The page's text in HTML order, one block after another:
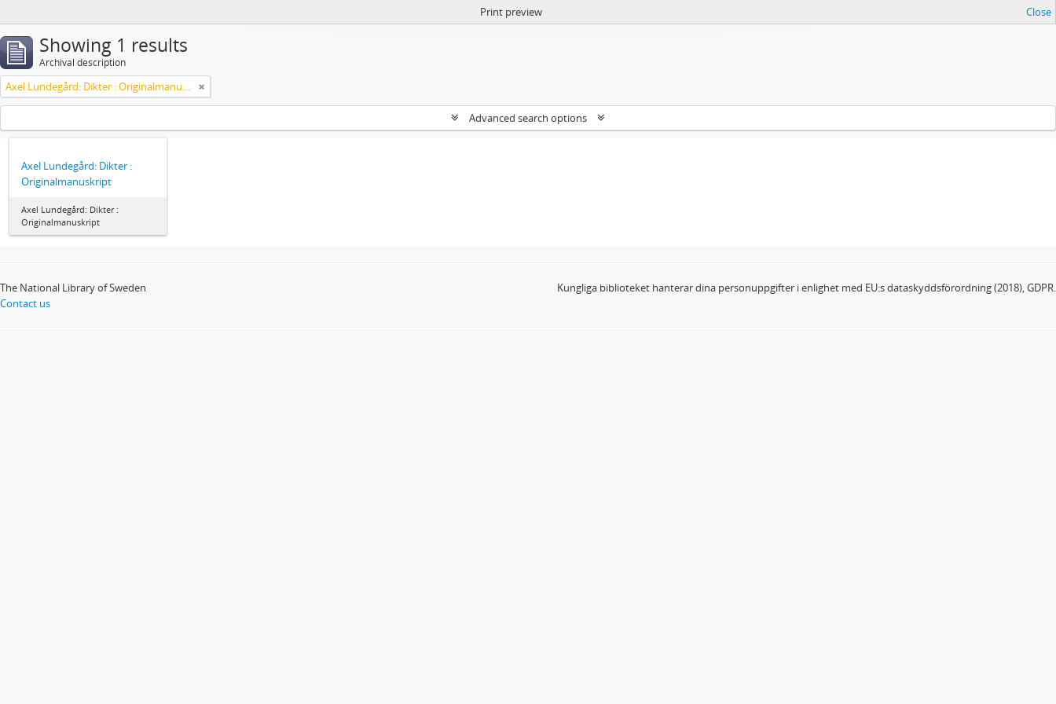
Print preview Close
Showing 1 results
Archival description
Axel Lundegård: Dikter : Originalmanuskript
Advanced search options
Axel Lundegård: Dikter :
Originalmanuskript
Axel Lundegård: Dikter :
Originalmanuskript
The National Library of Sweden
Contact us
Kungliga biblioteket hanterar dina personuppgifter i enlighet med EU:s dataskyddsförordning (2018), GDPR.